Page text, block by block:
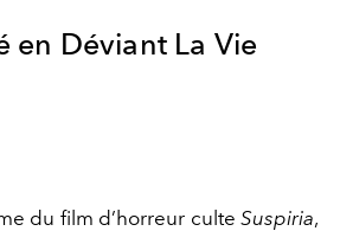
en Déviant La Vie
du film d’horreur culte Suspiria,